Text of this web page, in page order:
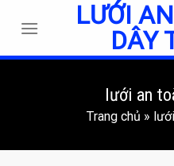
LƯỚI
DÂY
lưới an
Trang chủ »